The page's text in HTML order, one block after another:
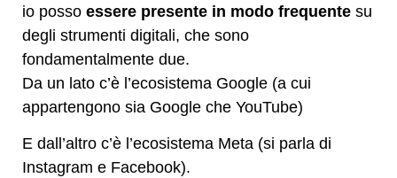
io posso essere presente in modo frequente su
degli strumenti digitali, che sono
fondamentalmente due.
Da un lato c’è l’ecosistema Google (a cui
appartengono sia Google che YouTube)
E dall’altro c’è l’ecosistema Meta (si parla di
Instagram e Facebook).